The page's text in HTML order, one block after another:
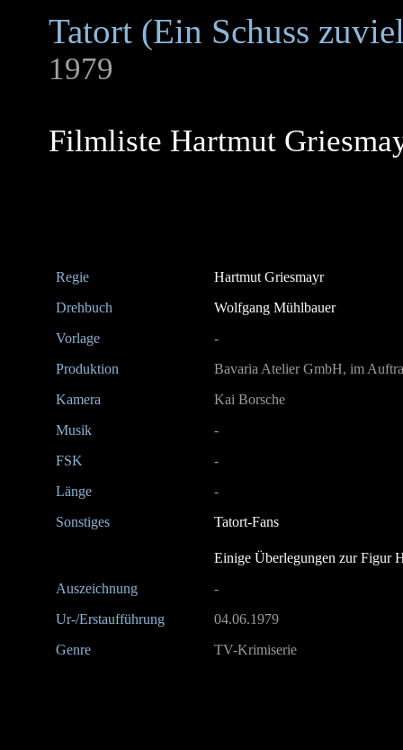
Tatort (Ein Schuss
1979
Filmliste Hartmut
Regie
Hartmut Griesmayr
Drehbuch
Wolfgang Mühlbauer
Vorlage
-
Produktion
Bavaria Atelier GmbH, im
Kamera
Kai Borsche
Musik
-
FSK
-
Länge
-
Sonstiges
Tatort-Fans
Einige Überlegungen zur Figur
Auszeichnung
-
Ur-/Erstaufführung
04.06.1979
Genre
TV-Krimiserie